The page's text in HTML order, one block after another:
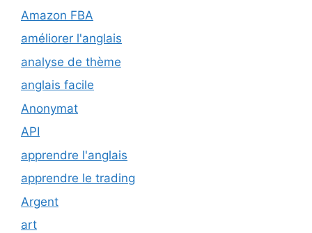
Amazon FBA
améliorer l'anglais
analyse de thème
anglais facile
Anonymat
API
apprendre l'anglais
apprendre le trading
Argent
art